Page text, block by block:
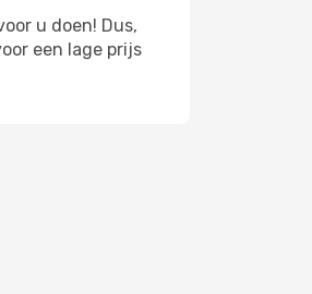
u doen! Dus,
een lage prijs